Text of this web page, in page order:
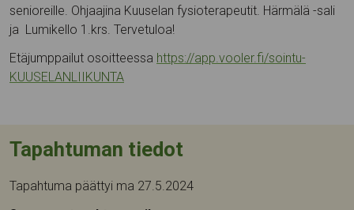
senioreille. Ohjaajina Kuuselan fysioterapeutit. Härmälä -sali
ja Lumikello 1.krs. Tervetuloa!
Etäjumppailut osoitteessa https://app.vooler.fi/sointu-
KUUSELANLIIKUNTA
Tapahtuman tiedot
Tapahtuma päättyi ma 27.5.2024